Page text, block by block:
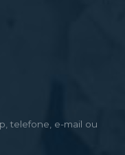
telefone, e-mail ou